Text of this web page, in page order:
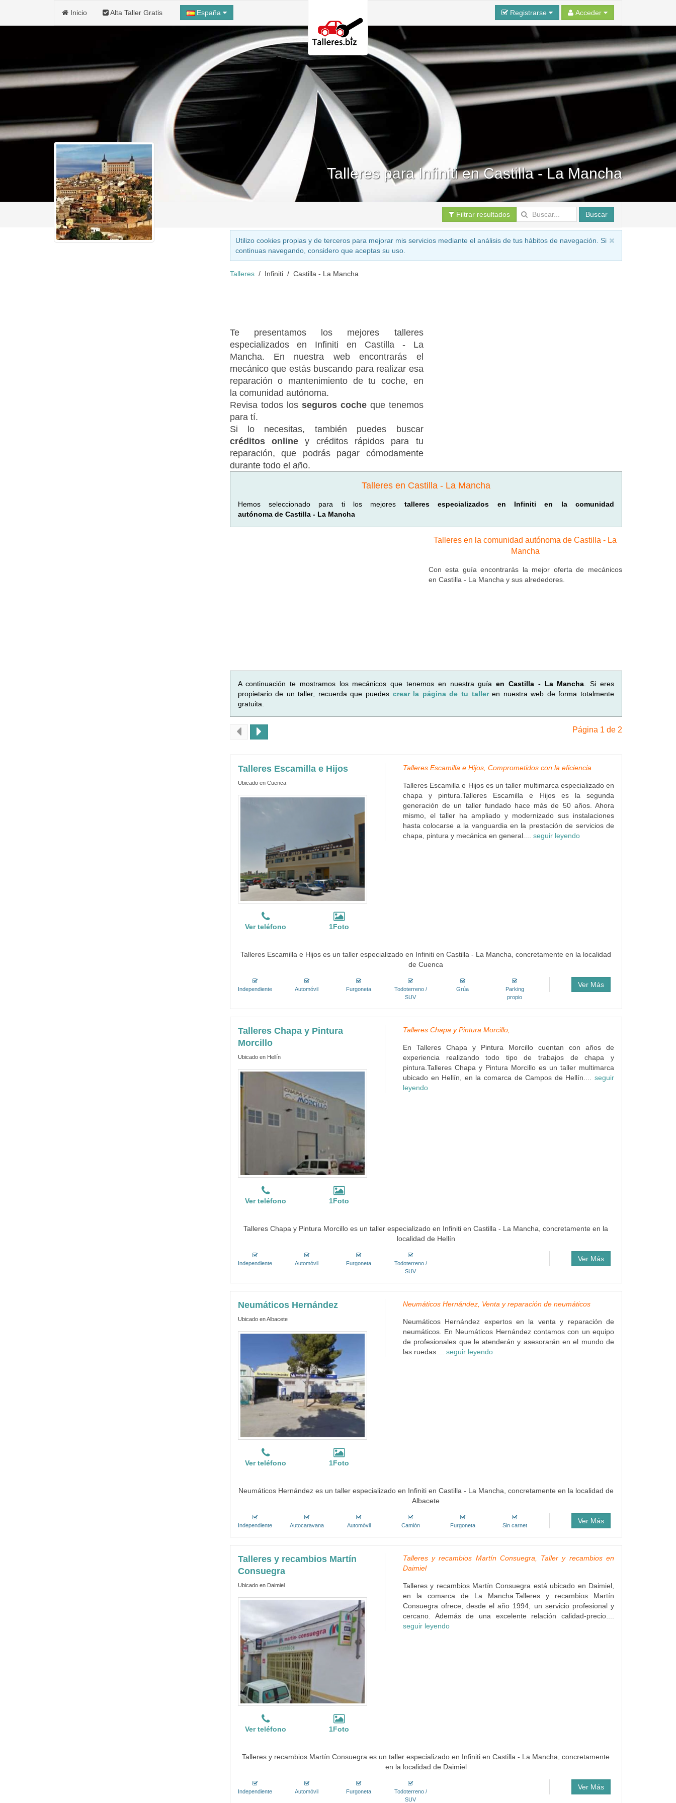
Inicio Alta Taller Gratis España Registrarse Acceder
Talleres para Infiniti en Castilla - La Mancha
Filtrar resultados Buscar
Utilizo cookies propias y de terceros para mejorar mis servicios mediante el análisis de tus hábitos de navegación. Si
continuas navegando, considero que aceptas su uso.
Talleres Infiniti Castilla - La Mancha
Te presentamos los mejores talleres
especializados en Infiniti en Castilla - La
Mancha. En nuestra web encontrarás el
mecánico que estás buscando para realizar esa
reparación o mantenimiento de tu coche, en
la comunidad autónoma.
Revisa todos los seguros cocheque tenemos
para tí.
Si lo necesitas, también puedes buscar
créditos onliney créditos rápidos para tu
reparación, que podrás pagar cómodamente
durante todo el año.
Talleres en Castilla - La Mancha
Hemos seleccionado para ti los mejores talleres especializados en Infiniti en la comunidad
autónoma de Castilla - La Mancha
Talleres en la comunidad autónoma de Castilla - La
Mancha
Con esta guía encontrarás la mejor oferta de mecánicos
en Castilla - La Mancha y sus alrededores.
A continuación te mostramos los mecánicos que tenemos en nuestra guíaen Castilla - La Mancha . Si eres
propietario de un taller, recuerda que puedes crear la página de tu talleren nuestra web de forma totalmente
gratuita.
Página 1 de 2
Talleres Escamilla e Hijos
Ubicado en Cuenca
Ver teléfono 1Foto
Talleres Escamilla e Hijos, Comprometidos con la eficiencia
Talleres Escamilla e Hijos es un taller multimarca especializado en
chapa y pintura.Talleres Escamilla e Hijos es la segunda
generación de un taller fundado hace más de 50 años. Ahora
mismo, el taller ha ampliado y modernizado sus instalaciones
hasta colocarse a la vanguardia en la prestación de servicios de
chapa, pintura y mecánica en general.... seguir leyendo
Talleres Escamilla e Hijos es un taller especializado en Infiniti en Castilla - La Mancha, concretamente en la localidad
de Cuenca
Independiente Automóvil Furgoneta
Todoterreno /
SUV
Grúa
Parking
propio
Ver Más
Talleres Chapa y Pintura
Morcillo
Ubicado en Hellín
Ver teléfono 1Foto
Talleres Chapa y Pintura Morcillo,
En Talleres Chapa y Pintura Morcillo cuentan con años de
experiencia realizando todo tipo de trabajos de chapa y
pintura.Talleres Chapa y Pintura Morcillo es un taller multimarca
ubicado en Hellín, en la comarca de Campos de Hellín.... seguir
leyendo
Talleres Chapa y Pintura Morcillo es un taller especializado en Infiniti en Castilla - La Mancha, concretamente en la
localidad de Hellín
Independiente Automóvil Furgoneta
Todoterreno /
SUV
Ver Más
Neumáticos Hernández
Ubicado en Albacete
Ver teléfono 1Foto
Neumáticos Hernández, Venta y reparación de neumáticos
Neumáticos Hernández expertos en la venta y reparación de
neumáticos. En Neumáticos Hernández contamos con un equipo
de profesionales que le atenderán y asesorarán en el mundo de
las ruedas.... seguir leyendo
Neumáticos Hernández es un taller especializado en Infiniti en Castilla - La Mancha, concretamente en la localidad de
Albacete
Independiente Autocaravana Automóvil Camión Furgoneta Sin carnet
Ver Más
Talleres y recambios Martín
Consuegra
Ubicado en Daimiel
Ver teléfono 1Foto
Talleres y recambios Martín Consuegra, Taller y recambios en
Daimiel
Talleres y recambios Martín Consuegra está ubicado en Daimiel,
en la comarca de La Mancha.Talleres y recambios Martín
Consuegra ofrece, desde el año 1994, un servicio profesional y
cercano. Además de una excelente relación calidad-precio....
seguir leyendo
Talleres y recambios Martín Consuegra es un taller especializado en Infiniti en Castilla - La Mancha, concretamente
en la localidad de Daimiel
Independiente Automóvil Furgoneta
Todoterreno /
SUV
Ver Más